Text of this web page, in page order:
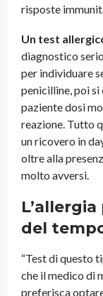
risposte
Un test
diagnostico
per individuare
penicilline, poi si
paziente dosi
reazione. Tutto
un ricovero in
oltre alla
molto avversi.
del
“Test di questo
che il medico di
preferisca